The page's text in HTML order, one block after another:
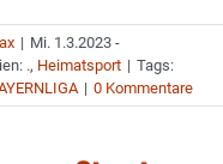
| Mi. 1.3.2023 -
., Heimatsport | Tags:
| 0 Kommentare